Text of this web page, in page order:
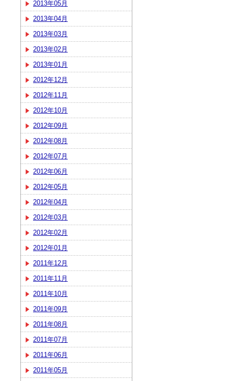
2013年05月
2013年04月
2013年03月
2013年02月
2013年01月
2012年12月
2012年11月
2012年10月
2012年09月
2012年08月
2012年07月
2012年06月
2012年05月
2012年04月
2012年03月
2012年02月
2012年01月
2011年12月
2011年11月
2011年10月
2011年09月
2011年08月
2011年07月
2011年06月
2011年05月